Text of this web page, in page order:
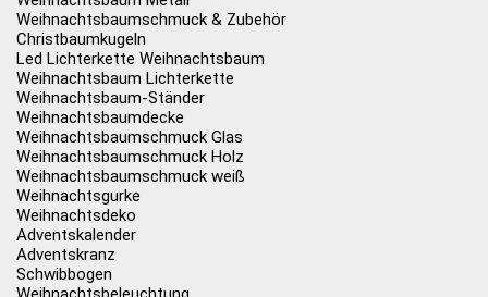
Weihnachtsbaumschmuck & Zubehör
Christbaumkugeln
Led Lichterkette Weihnachtsbaum
Weihnachtsbaum Lichterkette
Weihnachtsbaum-Ständer
Weihnachtsbaumdecke
Weihnachtsbaumschmuck Glas
Weihnachtsbaumschmuck Holz
Weihnachtsbaumschmuck weiß
Weihnachtsgurke
Weihnachtsdeko
Adventskalender
Adventskranz
Schwibbogen